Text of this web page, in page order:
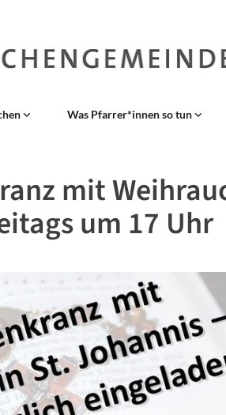
Was Pfarrer*innen so tun
mit
um 17 Uhr